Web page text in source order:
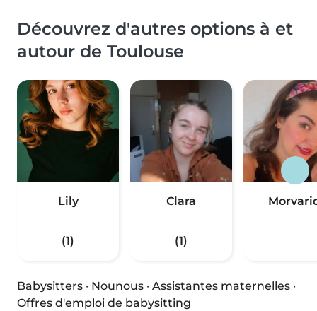
Découvrez d'autres options à et
autour de Toulouse
Lily
(1)
Clara
(1)
Babysitters · Nounous · Assistantes maternelles ·
Offres d'emploi de babysitting